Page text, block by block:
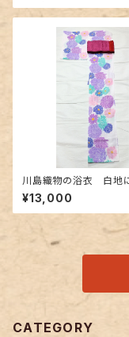
川島織物の浴衣 白地
色合いの花柄
¥13,000
CATEGORY